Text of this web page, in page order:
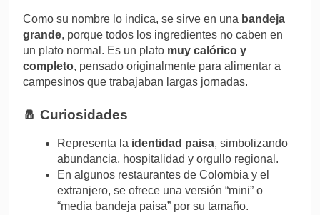
Como su nombre lo indica, se sirve en una bandeja
grande, porque todos los ingredientes no caben en
un plato normal. Es un plato muy calórico y
completo, pensado originalmente para alimentar a
campesinos que trabajaban largas jornadas.
🧂 Curiosidades
Representa la identidad paisa, simbolizando
abundancia, hospitalidad y orgullo regional.
En algunos restaurantes de Colombia y el
extranjero, se ofrece una versión “mini” o
“media bandeja paisa” por su tamaño.